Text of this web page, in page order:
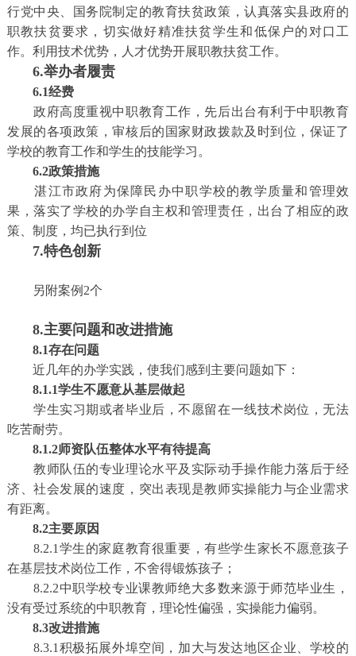
行党中央、国务院制定的教育扶贫政策，认真落实县政府的
职教扶贫要求，切实做好精准扶贫学生和低保户的对口工
作。利用技术优势，人才优势开展职教扶贫工作。
6.举办者履责
6.1经费
政府高度重视中职教育工作，先后出台有利于中职教育
发展的各项政策，审核后的国家财政拨款及时到位，保证了
学校的教育工作和学生的技能学习。
6.2政策措施
湛江市政府为保障民办中职学校的教学质量和管理效
果，落实了学校的办学自主权和管理责任，出台了相应的政
策、制度，均已执行到位
7.特色创新
另附案例2个
8.主要问题和改进措施
8.1存在问题
近几年的办学实践，使我们感到主要问题如下：
8.1.1学生不愿意从基层做起
学生实习期或者毕业后，不愿留在一线技术岗位，无法
吃苦耐劳。
8.1.2师资队伍整体水平有待提高
教师队伍的专业理论水平及实际动手操作能力落后于经
济、社会发展的速度，突出表现是教师实操能力与企业需求
有距离。
8.2主要原因
8.2.1学生的家庭教育很重要，有些学生家长不愿意孩子
在基层技术岗位工作，不舍得锻炼孩子；
8.2.2中职学校专业课教师绝大多数来源于师范毕业生，
没有受过系统的中职教育，理论性偏强，实操能力偏弱。
8.3改进措施
8.3.1积极拓展外埠空间，加大与发达地区企业、学校的